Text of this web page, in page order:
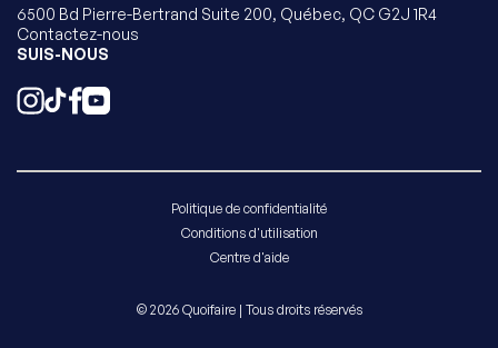
6500 Bd Pierre-Bertrand Suite 200, Québec, QC G2J 1R4
Contactez-nous
SUIS-NOUS
Politique de confidentialité
Conditions d'utilisation
Centre d'aide
© 2026 Quoifaire | Tous droits réservés